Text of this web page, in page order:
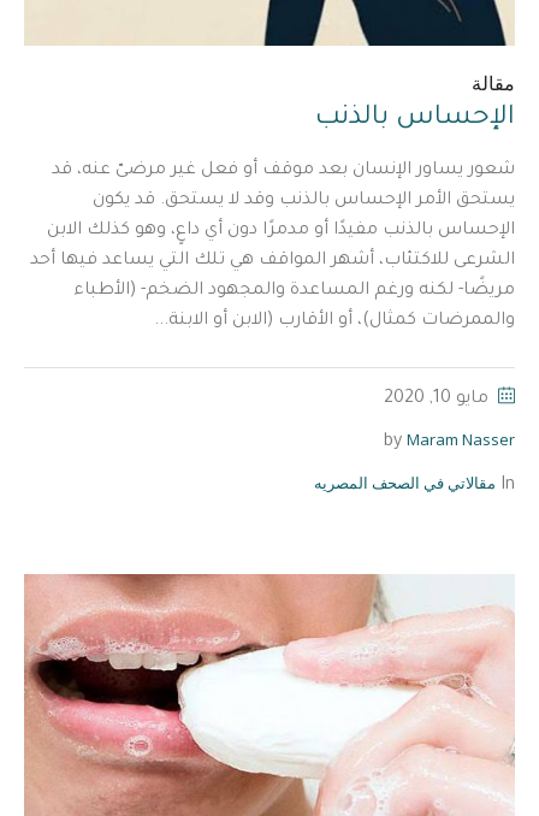
مقالة
الإحساس بالذنب
شعور يساور الإنسان بعد موقف أو فعل غير مرضىّ عنه، قد
يستحق الأمر الإحساس بالذنب وقد لا يستحق. قد يكون
الإحساس بالذنب مفيدًا أو مدمرًا دون أي داعٍ، وهو كذلك الابن
الشرعى للاكتئاب، أشهر المواقف هي تلك التي يساعد فيها أحد
مريضًا- لكنه ورغم المساعدة والمجهود الضخم- (الأطباء
والممرضات كمثال)، أو الأقارب (الابن أو الابنة...
مايو 10, 2020
by Maram Nasser
In مقالاتي في الصحف المصريه